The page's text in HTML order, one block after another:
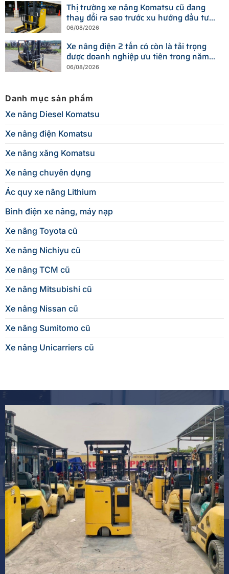
Thị trường xe nâng Komatsu cũ đang
thay đổi ra sao trước xu hướng đầu tư
thiết bị mới?
06/08/2026
Xe nâng điện 2 tấn có còn là tải trọng
được doanh nghiệp ưu tiên trong năm
2026?
06/08/2026
Danh mục sản phẩm
Xe nâng Diesel Komatsu
Xe nâng điện Komatsu
Xe nâng xăng Komatsu
Xe nâng chuyên dụng
Ác quy xe nâng Lithium
Bình điện xe nâng, máy nạp
Xe nâng Toyota cũ
Xe nâng Nichiyu cũ
Xe nâng TCM cũ
Xe nâng Mitsubishi cũ
Xe nâng Nissan cũ
Xe nâng Sumitomo cũ
Xe nâng Unicarriers cũ